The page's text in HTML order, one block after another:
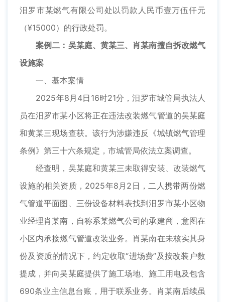
汨罗市某燃气有限公司处以罚款人民币壹万伍仟元
（¥15000）的行政处罚。
案例二：吴某庭、黄某三、肖某南擅自拆改燃气
设施案
一、基本案情
2025年8月4日16时21分，汨罗市城管局执法人
员在汨罗市某小区将正在违法改装燃气管道的吴某庭
和黄某三现场查获。该行为涉嫌违反《城镇燃气管理
条例》第三十六条规定，市城管局依法立案调查。
经查明，吴某庭和黄某三未取得安装、改装燃气
设施的相关资质，2025年8月2日，二人携带两份燃
气管道平面图、三份设备材料表找到汨罗市某小区物
业经理肖某南，自称系某燃气公司的承建商，意图在
小区内承接燃气管道改装业务。肖某南在未核实其身
份及资质的情况下，约定收取“进场费”及按改装户数
提成，并向吴某庭提供了施工场地、施工用电及包含
690条业主信息台账，用于联系业务。肖某南后续虽